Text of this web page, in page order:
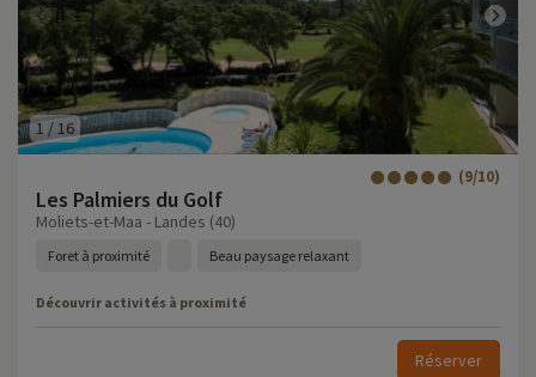
1 /16
Les Palmiers du Golf
(9/10)
Moliets-et-Maa - Landes (40)
Foret à proximité Beau paysage relaxant
Découvrir activités à proximité
Réserver